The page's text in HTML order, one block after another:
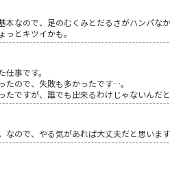
なので、足のむくみとだるさがハンパなか
とキツイかも。
事です。
ので、失敗も多かったです…。
ですが、誰でも出来るわけじゃないんだ
ので、やる気があれば大丈夫だと思いま